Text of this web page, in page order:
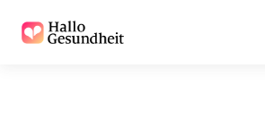
Zum Hauptinhalt
Zum Seitenende